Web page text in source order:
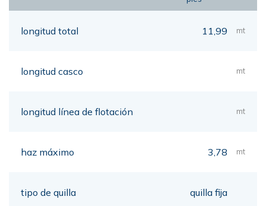
longitud total 11,99 mt
longitud casco mt
longitud línea de flotación mt
haz máximo 3,78 mt
tipo de quilla quilla fija